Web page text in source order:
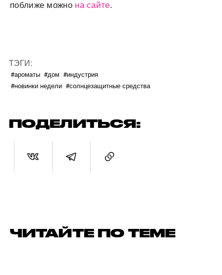
поближе можно на сайте.
ТЭГИ:
#ароматы #дом #индустрия
#новинки недели #солнцезащитные средства
ПОДЕЛИТЬСЯ:
ЧИТАЙТЕ ПО ТЕМЕ